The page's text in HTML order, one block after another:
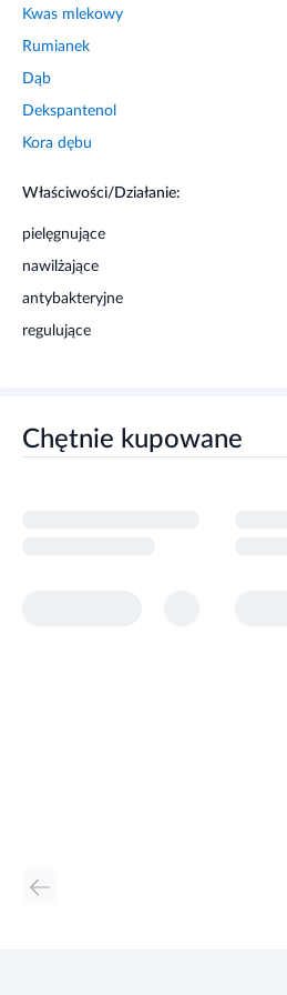
Kwas mlekowy
Rumianek
Dąb
Dekspantenol
Kora dębu
Właściwości/Działanie:
pielęgnujące
nawilżające
antybakteryjne
regulujące
Chętnie kupowane